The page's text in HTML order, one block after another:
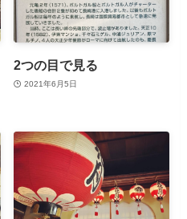
2つの目で見る
2021年6月5日